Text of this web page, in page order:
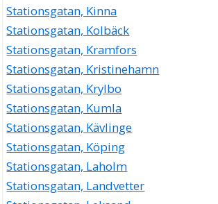
Stationsgatan, Kinna
Stationsgatan, Kolbäck
Stationsgatan, Kramfors
Stationsgatan, Kristinehamn
Stationsgatan, Krylbo
Stationsgatan, Kumla
Stationsgatan, Kävlinge
Stationsgatan, Köping
Stationsgatan, Laholm
Stationsgatan, Landvetter